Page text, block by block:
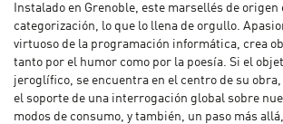
Instalado en Grenoble, este marsellés de origen
categorización, lo que lo llena de orgullo.
virtuoso de la programación informática, crea
tanto por el humor como por la poesía. Si el
jeroglífico, se encuentra en el centro de su
el soporte de una interrogación global sobre
modos de consumo, y también, un paso más